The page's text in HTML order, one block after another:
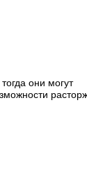
они могут